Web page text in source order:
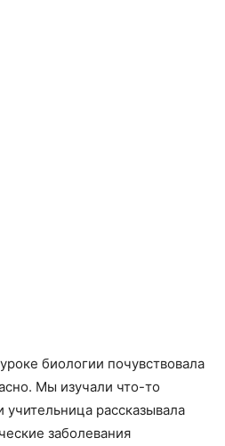
биологии почувствовала
Мы изучали что-то
учительница рассказывала
заболевания